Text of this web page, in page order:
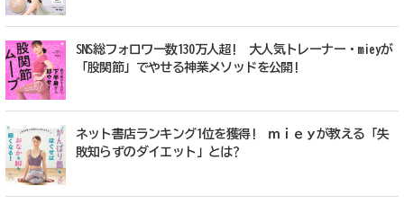
SNS総フォロワー数130万人超! 大人気トレーナー・mieyが
「股関節」でやせる神業メソッドを公開!
ネット書店ランキング1位を獲得! ｍｉｅｙが教える「失
敗知らずのダイエット」とは?